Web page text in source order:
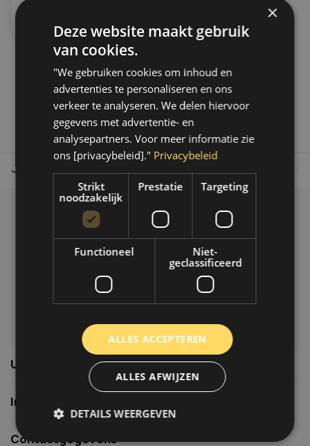
1
Tot 30 dagen retour sturen. Op werkdagen voor 14.00 uur
Klantenservice
Veelgestelde vragen
06-39119169
info@autoklusser.nl
Usefull links
Informatie
Contactgegevens
×
Deze website maakt gebruik
van cookies.
"We gebruiken cookies om inhoud en
advertenties te personaliseren en ons
verkeer te analyseren. We delen hiervoor
gegevens met advertentie- en
analysepartners. Voor meer informatie zie
ons [privacybeleid]." Privacybeleid
Strikt
noodzakelijk
Prestatie Targeting
Functioneel
Niet-
geclassificeerd
ALLES ACCEPTEREN
ALLES AFWIJZEN
DETAILS WEERGEVEN